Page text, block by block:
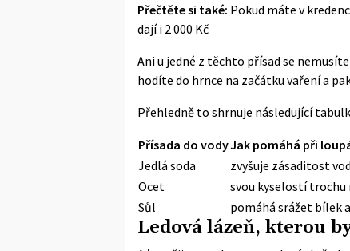
Přečtěte si také: Pokud máte v
dají i 2 000 Kč
Ani u jedné z těchto přísad se
hodíte do hrnce na začátku vaření a
Přehledně to shrnuje následující
Přísada do vodyJak pomáhá při
Jedlá soda
zvyšuje zásaditost
Ocet
svou kyselostí
Sůl
pomáhá srážet bílek
Ledová lázeň, kterou